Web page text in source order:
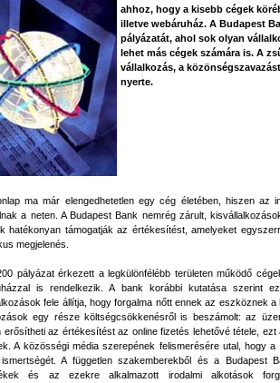
ahhoz, hogy a kisebb cégek
illetve webáruház. A Budapest
pályázatát, ahol sok olyan
lehet más cégek számára is. A
vállalkozás, a
nyerte.
ma már elengedhetetlen egy cég életében, hiszen az
a neten. A Budapest Bank nemrég zárult,
hatékonyan támogatják az értékesítést, amelyeket
megjelenés.
pályázat érkezett a legkülönfélébb területen működő
is rendelkezik. A bank korábbi kutatása szerint
fele állítja, hogy forgalma nőtt ennek az eszköznek
egy része költségcsökkenésről is beszámolt: az
erősítheti az értékesítést az online fizetés lehetővé tétele,
A közösségi média szerepének felismerésére utal, hogy
A független szakemberekből és a
és az ezekre alkalmazott irodalmi alkotások